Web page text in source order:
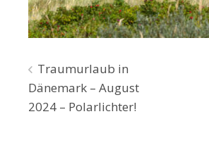
Beitragsnavigation
Traumurlaub in
Dänemark – August
2024 – Polarlichter!